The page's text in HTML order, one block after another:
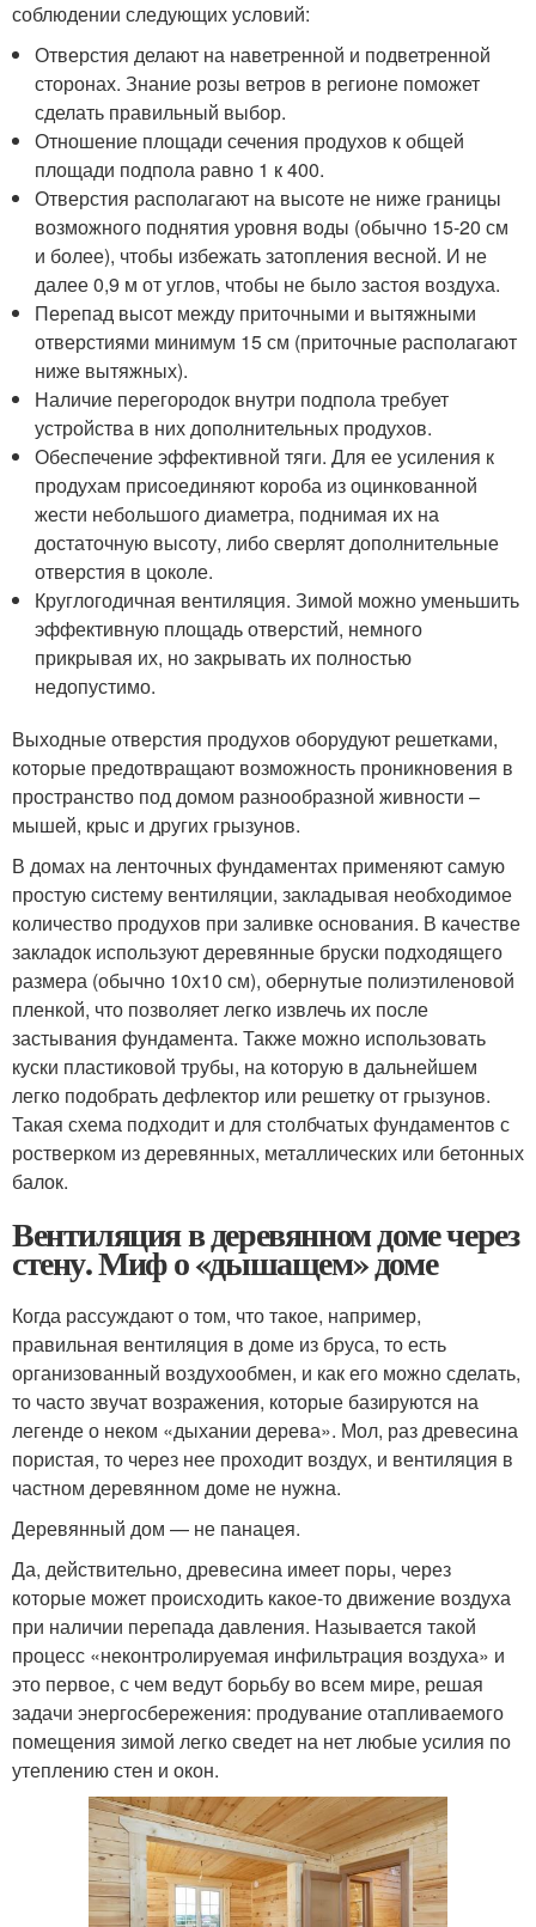
соблюдении следующих условий:
Отверстия делают на наветренной и подветренной
сторонах. Знание розы ветров в регионе поможет
сделать правильный выбор.
Отношение площади сечения продухов к общей
площади подпола равно 1 к 400.
Отверстия располагают на высоте не ниже границы
возможного поднятия уровня воды (обычно 15-20 см
и более), чтобы избежать затопления весной. И не
далее 0,9 м от углов, чтобы не было застоя воздуха.
Перепад высот между приточными и вытяжными
отверстиями минимум 15 см (приточные располагают
ниже вытяжных).
Наличие перегородок внутри подпола требует
устройства в них дополнительных продухов.
Обеспечение эффективной тяги. Для ее усиления к
продухам присоединяют короба из оцинкованной
жести небольшого диаметра, поднимая их на
достаточную высоту, либо сверлят дополнительные
отверстия в цоколе.
Круглогодичная вентиляция. Зимой можно уменьшить
эффективную площадь отверстий, немного
прикрывая их, но закрывать их полностью
недопустимо.
Выходные отверстия продухов оборудуют решетками,
которые предотвращают возможность проникновения в
пространство под домом разнообразной живности –
мышей, крыс и других грызунов.
В домах на ленточных фундаментах применяют самую
простую систему вентиляции, закладывая необходимое
количество продухов при заливке основания. В качестве
закладок используют деревянные бруски подходящего
размера (обычно 10х10 см), обернутые полиэтиленовой
пленкой, что позволяет легко извлечь их после
застывания фундамента. Также можно использовать
куски пластиковой трубы, на которую в дальнейшем
легко подобрать дефлектор или решетку от грызунов.
Такая схема подходит и для столбчатых фундаментов с
ростверком из деревянных, металлических или бетонных
балок.
Вентиляция в деревянном доме через
стену. Миф о «дышащем» доме
Когда рассуждают о том, что такое, например,
правильная вентиляция в доме из бруса, то есть
организованный воздухообмен, и как его можно сделать,
то часто звучат возражения, которые базируются на
легенде о неком «дыхании дерева». Мол, раз древесина
пористая, то через нее проходит воздух, и вентиляция в
частном деревянном доме не нужна.
Деревянный дом — не панацея.
Да, действительно, древесина имеет поры, через
которые может происходить какое-то движение воздуха
при наличии перепада давления. Называется такой
процесс «неконтролируемая инфильтрация воздуха» и
это первое, с чем ведут борьбу во всем мире, решая
задачи энергосбережения: продувание отапливаемого
помещения зимой легко сведет на нет любые усилия по
утеплению стен и окон.